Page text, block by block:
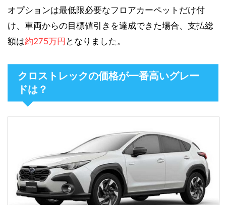
オプションは最低限必要なフロアカーペットだけ付
け、車両からの目標値引きを達成できた場合、支払総
額は約275万円 となりました。
クロストレックの価格が一番高いグレー
ドは？